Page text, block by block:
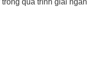
quá trình giải ngân